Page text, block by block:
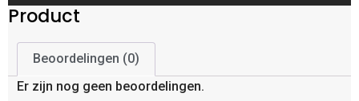
Product
Beoordelingen (0)
Er zijn nog geen beoordelingen.